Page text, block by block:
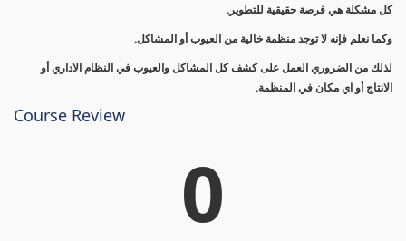
كل مشكلة هي فرصة حقيقية للتطوير.
وكما نعلم فإنه لا توجد منظمة خالية من العيوب أو المشاكل.
لذلك من الضروري العمل على كشف كل المشاكل والعيوب في النظام الاداري أو
الانتاج أو اي مكان في المنظمة.
Course Review
0